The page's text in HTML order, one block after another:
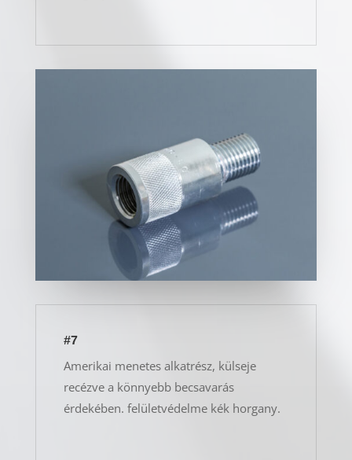
#7
Amerikai menetes alkatrész, külseje
recézve a könnyebb becsavarás
érdekében. felületvédelme kék horgany.